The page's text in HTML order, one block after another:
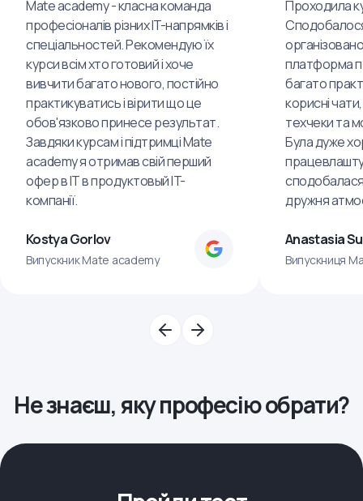
Mate academy - класна команда
професіоналів різних IT-напрямків і
спеціальностей. Рекомендую їх
курси всім хто готовий і хоче
вивчити багато нового, постійно
практикуватись і вірити що це
обов'язково принесе результат.
Завдяки курсам і підтримці Mate
academy я отримав свій перший
офер в IT в продуктовый IT-
компанії.
Kostya Gorlov
Випускник Mate academy
Проходила
платформа
багато
корисні
техчеки та
Була дуже
дружня
Anastasia
Випускниця
Не знаєш, яку професію обрати?